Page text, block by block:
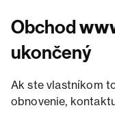
Obchod
ukončený
Ak ste vlastníkom
obnovenie,